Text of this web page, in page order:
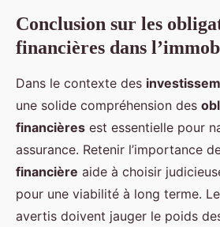
Conclusion sur les
financières dans
Dans le contexte des
une solide compréhension des
financières est essentielle pour
assurance. Retenir l’importance
financière aide à choisir
pour une viabilité à long terme.
avertis doivent jauger le poids